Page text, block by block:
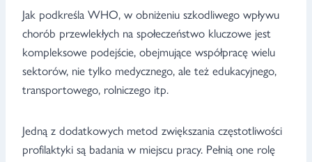
Jak podkreśla WHO, w obniżeniu szkodliwego wpływu
chorób przewlekłych na społeczeństwo kluczowe jest
kompleksowe podejście, obejmujące współpracę wielu
sektorów, nie tylko medycznego, ale też edukacyjnego,
transportowego, rolniczego itp.
Jedną z dodatkowych metod zwiększania częstotliwości
profilaktyki są badania w miejscu pracy. Pełnią one rolę